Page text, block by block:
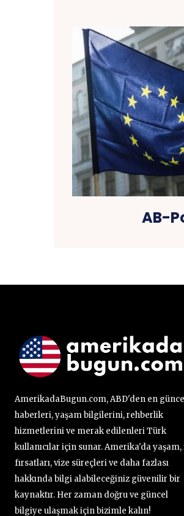
AB-
AmerikadaBugun.com, ABD'den en
haberleri, yaşam bilgilerini, rehberlik
hizmetlerini ve merak edilenleri Türk
kullanıcılar için sunar. Amerika'da yaşam,
fırsatları, vize süreçleri ve daha fazlası
hakkında bilgi alabileceğiniz güvenilir bir
kaynaktır. Her zaman doğru ve güncel
bilgiye ulaşmak için bizimle kalın!